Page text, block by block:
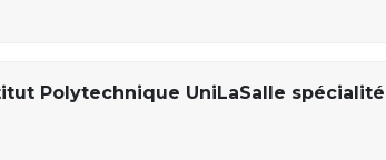
Polytechnique UniLaSalle